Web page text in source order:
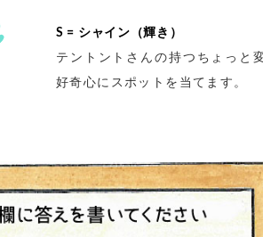
S = シャイン（輝き）
テントントさんの持つちょっと
好奇心にスポットを当てます。